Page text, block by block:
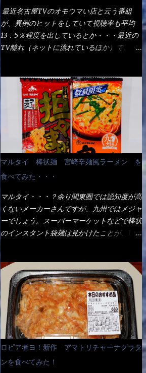
大しか食べていないからね、得がどれくらい
の満腹度になるのか？ この得サイズの木桶
は、銭湯で使う洗い桶サイズだなぁ～ この
木桶サイズに、満々と湯が注がれていたら食
これなら茹で上がった直後のままで、食べ進
められるじゃないか！ 別皿で、葱と天かす
を満タンに用意して、山葵も2つ。 それに湯
が無い利点として、汁が薄まらない！ これ
だよ、これ！！ 湯があると、うどんと共に
汁の方へ湯までも入ってしまう。つまりラー
メンの麺にスープが絡む現象ですな。 結
局、伸びずに汁も薄らむこともなく・・最後
の方で＜だし汁＞を少し追加しました。 腹
収まったし満足達成度100％ 苦しいと云う事
も無いな！ まだ鶏天1個位は入りそうだ
ね。 と云う事で、今回＜釜揚げうどんの湯
無し＞を試したら、確...
進目的）などの世界でしょう。 要は、ゴマ
スリ・・・てな感じかな。 丸亀製麺と云え
ば、大阪誕生→全国区（北海道と沖縄は？）
へ広がった、讃岐饂飩チェーン店大手といっ
舗に寄って違う！と云う人も居るらしい・・
そんな大手讃岐饂飩チェーン店と関係がある
のか？ 箱詰め乾麺！ このパッケージから
すれば、間違いなく贈答用目的でしょう。
そんな贈答用箱詰め饂飩・・・またもやメガ
ドンキで発見し購入！ 中身は、この様な状
態です。 乾麺の束が6束／一パックになって
おり、それが3袋入りです。 18束入りという
わけですね！900ｇの容量となり、1束／50
Amazonで1280円と云った感じです。 で私
は幾らで、メガドンキでゲットしたかって？
それは非常に言いづらい・・・色々と各方面
へ忖度して、激安だったとだけ申し上げまし
ほど茹で上げた状態です。 当家には、高齢
者がいるので少し柔らかく・・・ 茹で上が
った饂飩は、お店の饂飩に比べ＜細い＞で
す。 どちらかと云えば、稲庭饂飩的な太さ
ですね。 さてこれを、どの様に食べるか？
長葱無かったので、玉葱を刻んで八王子ラー
メン風月見つけうどん！ 冷やし釜あげうど
ん～です。 ラーメン丼に、冷水を軽く張っ
て饂飩を盛り付け、お椀に昆布出汁つゆと長
最近名古屋TVのオモウマい店と云う番組
が、異例のヒットをしていて視聴率も平均
13．5％程度を出しているとか・・・最近の
TV離れ（ネットに流れているほか）で、こ
あった！ とんかつ赤城！ 老齢の女性がメ
インで調理場を仕切、老齢の男性が脇をサポ
ートし最近は若い女性がオーダーや片付けを
担当している。 まずはこれを見て欲しい！
カウンターに置かれた＜お皿＞である。 直
ぐに気づいたでしょう！ 何かキャベツが山
じゃないか！？ ハイ、山です。 これが標
準なのです。 普通のとんかつ屋のキャベツ
と比べたら、10人前ほどあるか？ 値段的に
は、メイン（主流は1,000超）＋定食セット
350円程と値段的には、それ程では安い訳で
も無いが、客足が絶えない人気店である。
そんなメニューのなかで、リーズナブルで頂
が・・・今も変わらないと思うけど・・・
これが出てくると、カウンター中からOH～
と声が飛ぶ！ 写真は、キャベツ少なめでお
願いしています。 皿のサイズは、直径30cm
ほどあります。 そこにドカ盛のキャベツと
御飯にカレーがかかっています。 カレーは
辛く無く、食べやすいタイプです。 それじ
ゃ～カツは、ハムカツ程度の薄さだろう？と
思われるかもしれないが・・・違う！ チャ
マルタイ 棒状麺 宮崎辛麺風ラーメン を
食べてみた・・・
マルタイ・・・？余り関東圏では認知度が高
くないメーカーさんですが、九州ではメジャ
ーでしょう。スーパーマーケットなどで棒状
のインスタント袋麺は見かけたことが、1度
になった乾麺が普通でしょう。マルタイでは
＜棒状＞なのです。 素麺や日本蕎麦などの
乾麺と一緒ですね！ そんなマルタイ棒状ラ
ーメンを、OKストアで見かけ思わず手に取
って買い物篭へ 坦々まぜそばと＜数量限定
＞宮崎辛麺風ラーメン オーッといきなり私
の胃袋をグサッと・・・・ 棒状インスタン
トラーメンのデビューが決まりました。
か・ら・め・ん・辛麺！ 宮崎辛麺はチャル
ロピア者ヨ！新作 アマトリチャーナグラタ
ンを食べてみた！